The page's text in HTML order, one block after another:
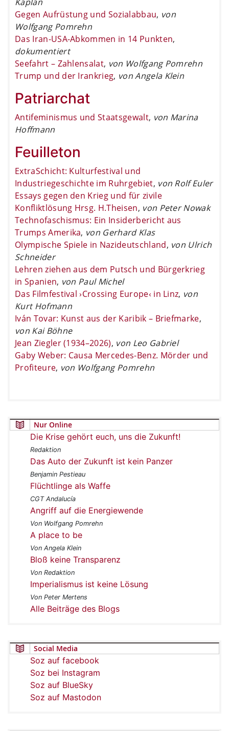
Gegen Aufrüstung und Sozialabbau, von
Wolfgang Pomrehn
Das Iran-USA-Abkommen in 14 Punkten,
dokumentiert
Seefahrt – Zahlensalat, von Wolfgang Pomrehn
Trump und der Irankrieg, von Angela Klein
Patriarchat
Antifeminismus und Staatsgewalt, von Marina
Hoffmann
Feuilleton
ExtraSchicht: Kulturfestival und
Industriegeschichte im Ruhrgebiet, von Rolf Euler
Essays gegen den Krieg und für zivile
Konfliktlösung Hrsg. H.Theisen, von Peter Nowak
Technofaschismus: Ein Insiderbericht aus
Trumps Amerika, von Gerhard Klas
Olympische Spiele in Nazideutschland, von Ulrich
Schneider
Lehren ziehen aus dem Putsch und Bürgerkrieg
in Spanien, von Paul Michel
Das Filmfestival ›Crossing Europe‹ in Linz, von
Kurt Hofmann
Iván Tovar: Kunst aus der Karibik – Briefmarke,
von Kai Böhne
Jean Ziegler (1934–2026), von Leo Gabriel
Gaby Weber: Causa Mercedes-Benz. Mörder und
Profiteure, von Wolfgang Pomrehn
Nur Online
Die Krise gehört euch, uns die Zukunft!
Redaktion
Das Auto der Zukunft ist kein Panzer
Benjamin Pestieau
Flüchtlinge als Waffe
CGT Andalucía
Angriff auf die Energiewende
Von Wolfgang Pomrehn
A place to be
Von Angela Klein
Bloß keine Transparenz
Von Redaktion
Imperialismus ist keine Lösung
Von Peter Mertens
Alle Beiträge des Blogs
Social Media
Soz auf facebook
Soz bei Instagram
Soz auf BlueSky
Soz auf Mastodon